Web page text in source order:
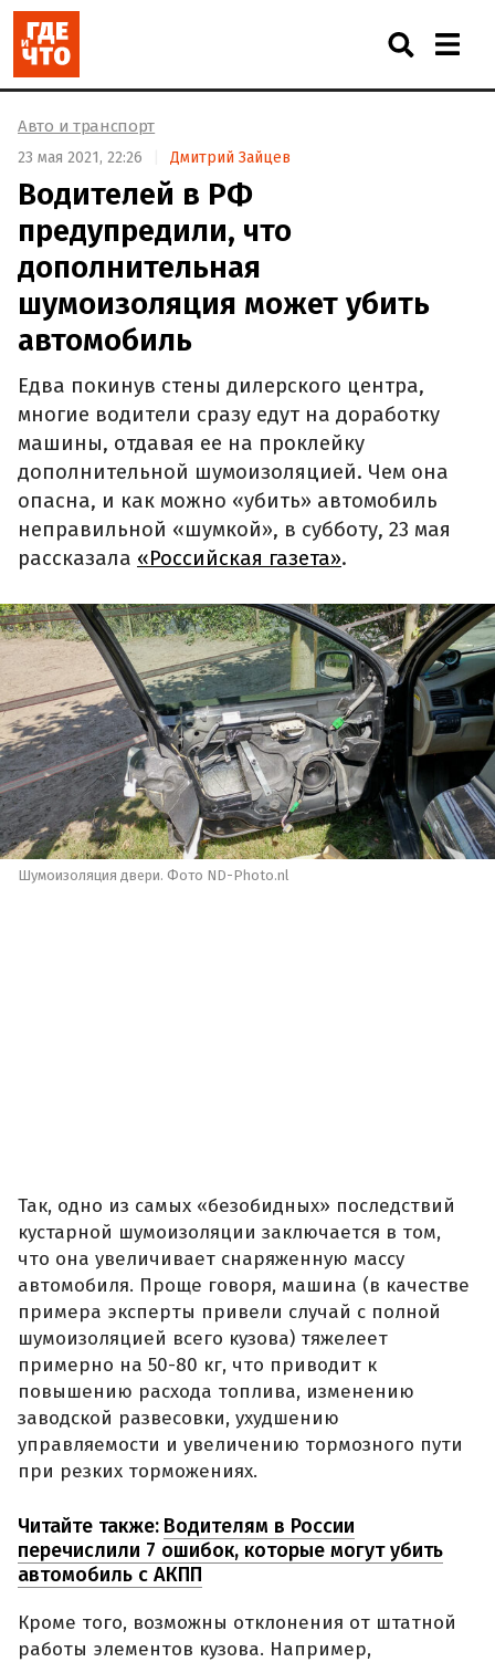
Авто и транспорт
23 мая 2021, 22:26 Дмитрий Зайцев
Водителей в РФ
предупредили, что
дополнительная
шумоизоляция может убить
автомобиль
Едва покинув стены дилерского центра,
многие водители сразу едут на доработку
машины, отдавая ее на проклейку
дополнительной шумоизоляцией. Чем она
опасна, и как можно «убить» автомобиль
неправильной «шумкой», в субботу, 23 мая
рассказала «Российская газета».
Шумоизоляция двери. Фото ND-Photo.nl
Так, одно из самых «безобидных» последствий
кустарной шумоизоляции заключается в том,
что она увеличивает снаряженную массу
автомобиля. Проще говоря, машина (в качестве
примера эксперты привели случай с полной
шумоизоляцией всего кузова) тяжелеет
примерно на 50-80 кг, что приводит к
повышению расхода топлива, изменению
заводской развесовки, ухудшению
управляемости и увеличению тормозного пути
при резких торможениях.
Читайте также: Водителям в России
перечислили 7 ошибок, которые могут убить
автомобиль с АКПП
Кроме того, возможны отклонения от штатной
работы элементов кузова. Например,